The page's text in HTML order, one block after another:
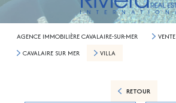
AGENCE IMMOBILIÈRE CAVALAIRE-SUR-MER
VENTE
CAVALAIRE SUR MER
VILLA
RETOUR